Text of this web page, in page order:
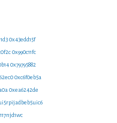
0x43edd15f
0x990c11fc
0x79795882
0xc6f0eb5a
0xea6242de